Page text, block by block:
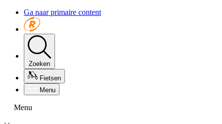
Ga naar primaire content
Zoeken
Fietsen
Menu
Menu